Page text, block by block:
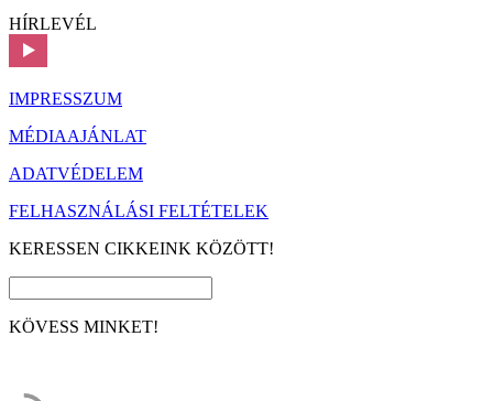
HÍRLEVÉL
IMPRESSZUM
MÉDIAAJÁNLAT
ADATVÉDELEM
FELHASZNÁLÁSI FELTÉTELEK
KERESSEN CIKKEINK KÖZÖTT!
KÖVESS MINKET!